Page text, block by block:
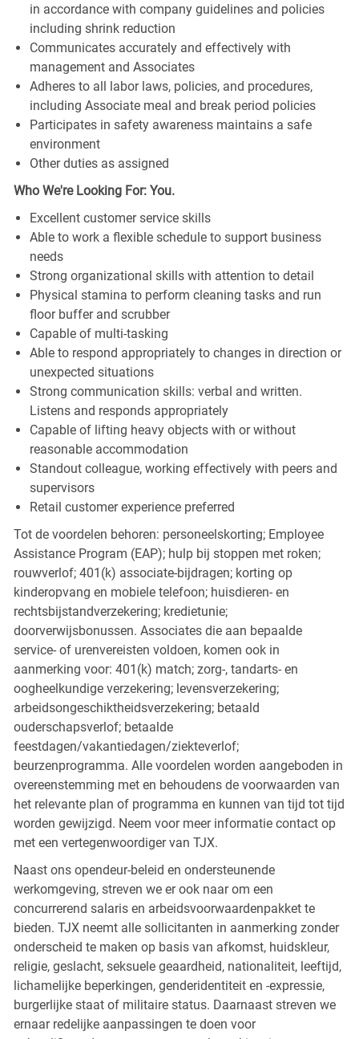
in accordance with company guidelines and policies
including shrink reduction
Communicates accurately and effectively with
management and Associates
Adheres to all labor laws, policies, and procedures,
including Associate meal and break period policies
Participates in safety awareness maintains a safe
environment
Other duties as assigned
Who We're Looking For: You.
Excellent customer service skills
Able to work a flexible schedule to support business
needs
Strong organizational skills with attention to detail
Physical stamina to perform cleaning tasks and run
floor buffer and scrubber
Capable of multi-tasking
Able to respond appropriately to changes in direction or
unexpected situations
Strong communication skills: verbal and written.
Listens and responds appropriately
Capable of lifting heavy objects with or without
reasonable accommodation
Standout colleague, working effectively with peers and
supervisors
Retail customer experience preferred
Tot de voordelen behoren: personeelskorting; Employee
Assistance Program (EAP); hulp bij stoppen met roken;
rouwverlof; 401(k) associate-bijdragen; korting op
kinderopvang en mobiele telefoon; huisdieren- en
rechtsbijstandverzekering; kredietunie;
doorverwijsbonussen. Associates die aan bepaalde
service- of urenvereisten voldoen, komen ook in
aanmerking voor: 401(k) match; zorg-, tandarts- en
oogheelkundige verzekering; levensverzekering;
arbeidsongeschiktheidsverzekering; betaald
ouderschapsverlof; betaalde
feestdagen/vakantiedagen/ziekteverlof;
beurzenprogramma. Alle voordelen worden aangeboden in
overeenstemming met en behoudens de voorwaarden van
het relevante plan of programma en kunnen van tijd tot tijd
worden gewijzigd. Neem voor meer informatie contact op
met een vertegenwoordiger van TJX.
Naast ons opendeur-beleid en ondersteunende
werkomgeving, streven we er ook naar om een
concurrerend salaris en arbeidsvoorwaardenpakket te
bieden. TJX neemt alle sollicitanten in aanmerking zonder
onderscheid te maken op basis van afkomst, huidskleur,
religie, geslacht, seksuele geaardheid, nationaliteit, leeftijd,
lichamelijke beperkingen, genderidentiteit en -expressie,
burgerlijke staat of militaire status. Daarnaast streven we
ernaar redelijke aanpassingen te doen voor